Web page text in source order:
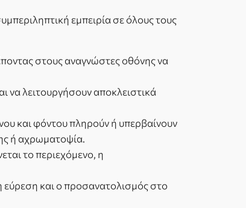
εμπειρία σε όλους τους
στους αναγνώστες οθόνης να
να λειτουργήσουν αποκλειστικά
και φόντου πληρούν ή υπερβαίνουν
ή αχρωματοψία.
το περιεχόμενο, η
εύρεση και ο προσανατολισμός στο